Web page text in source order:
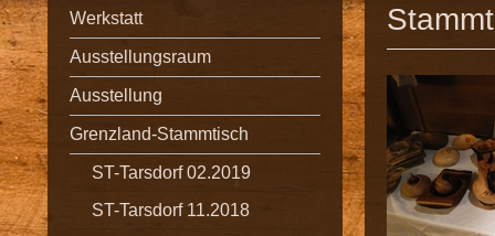
Werkstatt
Ausstellungsraum
Ausstellung
Grenzland-Stammtisch
ST-Tarsdorf 02.2019
ST-Tarsdorf 11.2018